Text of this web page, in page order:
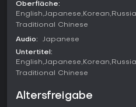
Visual-Novel-Abschnitte mit
wechseln sich mit den Rätseln
Welt und schafft so eine
Storytelling und Puzzle-
Spielmodi
mit Match-3-
Oberfläche:
English Japanese Korean
Traditional Chinese
Audio:
Japanese
Untertitel:
English Japanese Korean
Traditional Chinese
Altersfreigabe